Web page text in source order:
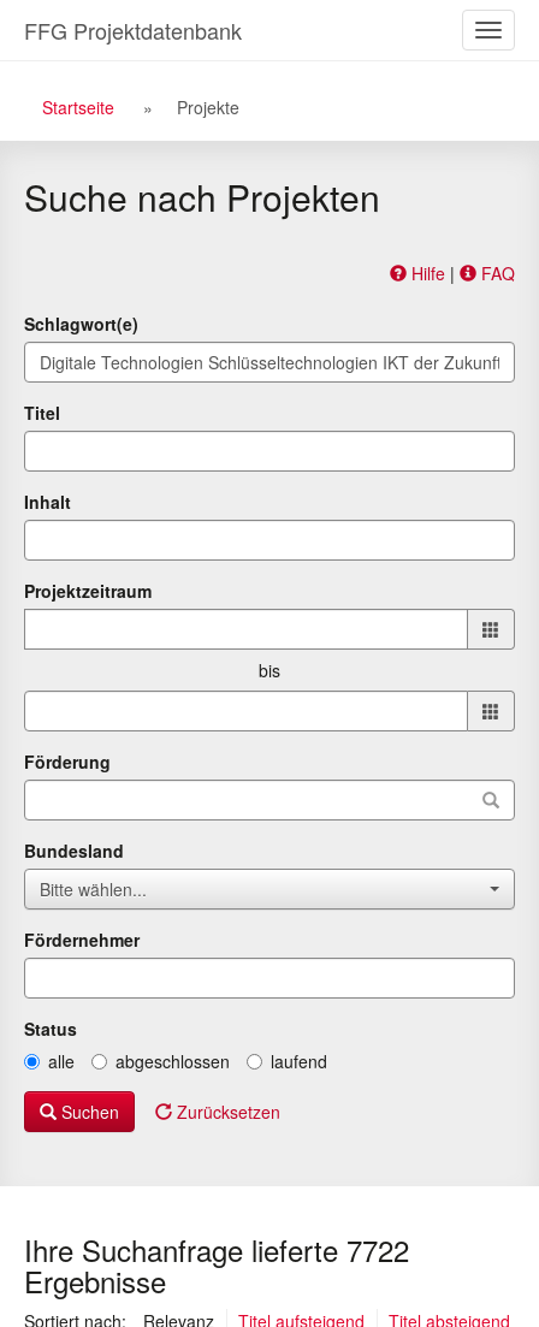
den
Inhalt
ein-/
FFG Projektdatenbank
Breadcrumb
Navigation
Startseite Projekte
Suche nach Projekten
Hilfe | FAQ
Schlagwort(e)
Titel
Inhalt
Projektzeitraum
von
bis
Förderung
Bundesland
Bitte wählen...
Fördernehmer
Status
alle
abgeschlossen laufend
Suchen Zurücksetzen
Ihre Suchanfrage lieferte 7722
Ergebnisse
Sortiert nach: Relevanz(ausgewählt)
Titel aufsteigend Titel absteigend